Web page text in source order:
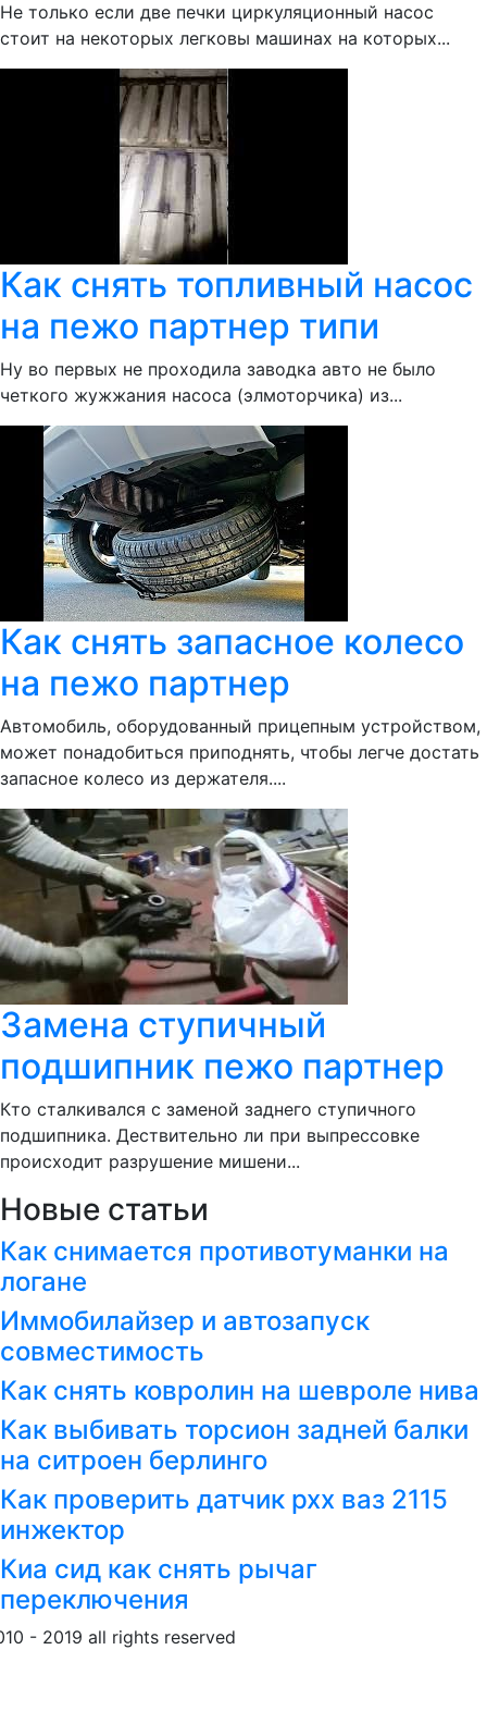
Не только если две печки циркуляционный насос
стоит на некоторых легковы машинах на которых...
Как снять топливный насос
на пежо партнер типи
Ну во первых не проходила заводка авто не было
четкого жужжания насоса (элмоторчика) из...
Как снять запасное колесо
на пежо партнер
Автомобиль, оборудованный прицепным устройством,
может понадобиться приподнять, чтобы легче достать
запасное колесо из держателя....
Замена ступичный
подшипник пежо партнер
Кто сталкивался с заменой заднего ступичного
подшипника. Дествительно ли при выпрессовке
происходит разрушение мишени...
Новые статьи
Как снимается противотуманки на
логане
Иммобилайзер и автозапуск
совместимость
Как снять ковролин на шевроле нива
Как выбивать торсион задней балки
на ситроен берлинго
Как проверить датчик рхх ваз 2115
инжектор
Киа сид как снять рычаг
переключения
- 2019 all rights reserved